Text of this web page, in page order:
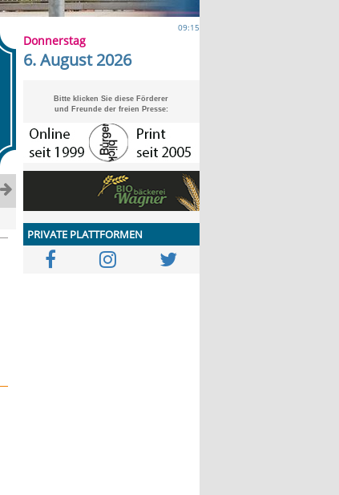
09:15
Donnerstag
6. August 2026
Bitte klicken Sie diese Förderer
und Freunde der freien Presse:
PRIVATE PLATTFORMEN